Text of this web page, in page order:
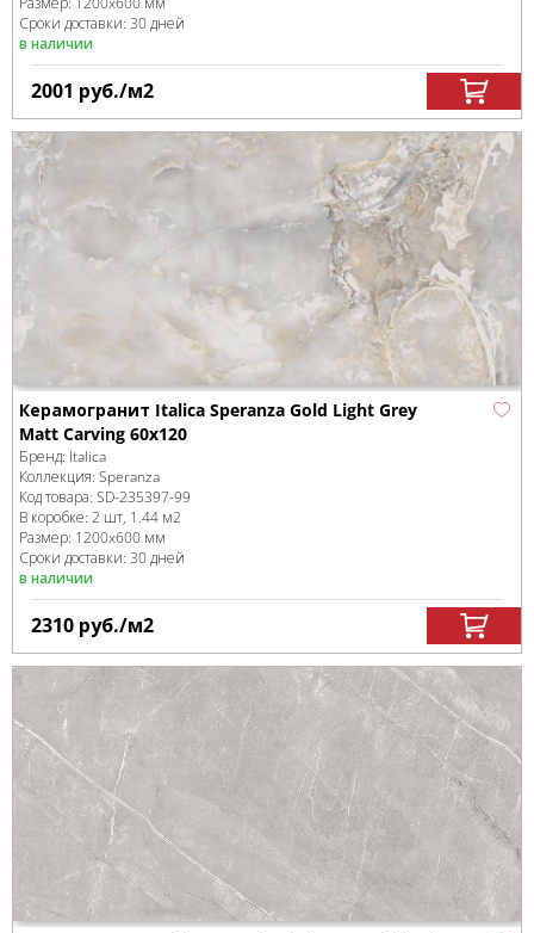
Сроки доставки: 30 дней
в наличии
2001 руб./м2
Керамогранит Italica Speranza Gold Light Grey
Matt Carving 60х120
Бренд: Italica
Коллекция: Speranza
Код товара: SD-235397-99
В коробке: 2 шт, 1.44 м2
Размер: 1200x600 мм
Сроки доставки: 30 дней
в наличии
2310 руб./м2